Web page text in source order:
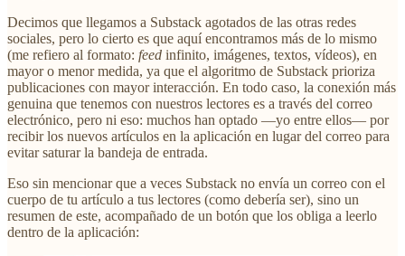
Decimos que llegamos a Substack agotados de las otras redes
sociales, pero lo cierto es que aquí encontramos más de lo mismo
(me refiero al formato: feed infinito, imágenes, textos, vídeos), en
mayor o menor medida, ya que el algoritmo de Substack prioriza
publicaciones con mayor interacción. En todo caso, la conexión más
genuina que tenemos con nuestros lectores es a través del correo
electrónico, pero ni eso: muchos han optado —yo entre ellos— por
recibir los nuevos artículos en la aplicación en lugar del correo para
evitar saturar la bandeja de entrada.
Eso sin mencionar que a veces Substack no envía un correo con el
cuerpo de tu artículo a tus lectores (como debería ser), sino un
resumen de este, acompañado de un botón que los obliga a leerlo
dentro de la aplicación: